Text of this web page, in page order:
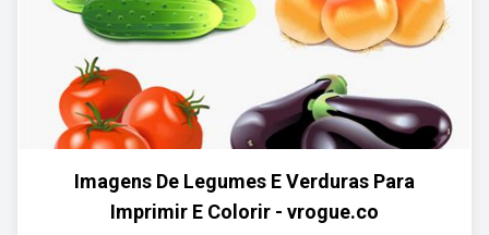
Imagens De Legumes E Verduras Para
Imprimir E Colorir - vrogue.co